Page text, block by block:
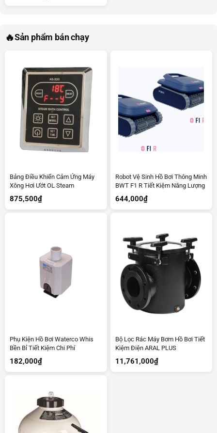
🔥Sản phẩm bán chạy
Bảng Điều Khiển Cảm Ứng Máy
Xông Hơi Ướt OL Steam
875,500₫
Robot Vệ Sinh Hồ Bơi Thông Minh
BWT F1 R Tiết Kiệm Năng Lượng
644,000₫
Phụ Kiện Hồ Bơi Waterco Whis
Bền Bỉ Tiết Kiệm Chi Phí
182,000₫
Bộ Lọc Rác Máy Bơm Hồ Bơi Tiết
Kiệm Điện ARAL PLUS
11,761,000₫